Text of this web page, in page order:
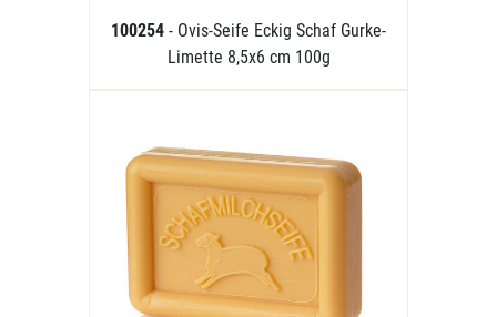
100254 - Ovis-Seife Eckig Schaf Gurke-
Limette 8,5x6 cm 100g